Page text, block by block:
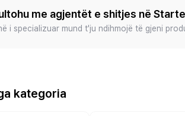
me agjentët e shitjes në
i specializuar mund t'ju ndihmojë të gjeni
kategoria